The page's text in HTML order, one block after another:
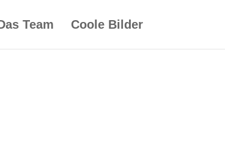
Team Coole Bilder